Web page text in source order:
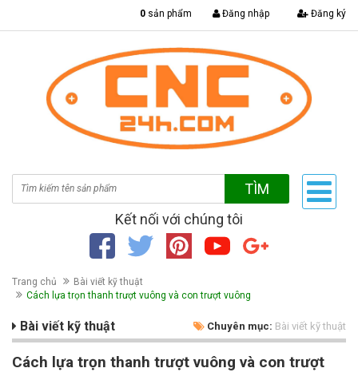
0 sản phẩm Đăng nhập Đăng ký
TÌM
Kết nối với chúng tôi
Trang chủ
Bài viết kỹ thuật
Cách lựa trọn thanh trượt vuông và con trượt vuông
Bài viết kỹ thuật Chuyên mục: Bài viết kỹ thuật
Cách lựa trọn thanh trượt vuông và con trượt